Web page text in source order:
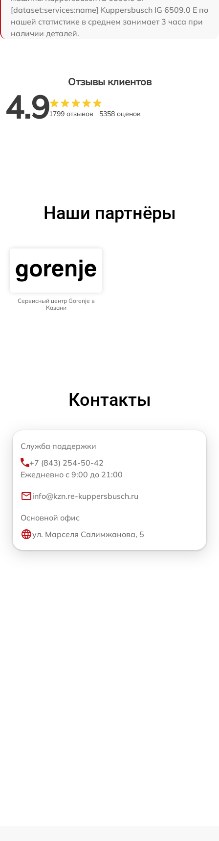
[dataset:services:name] Kuppersbusch IG 6509.0 E по
нашей статистике в среднем занимает 3 часа при
наличии деталей.
Отзывы клиентов
4.91799 отзывов 5358 оценок
Наши партнёры
Сервисный центр Gorenje в
Казани
Контакты
Служба поддержки
+7 (843) 254-50-42
Ежедневно с 9:00 до 21:00
info@kzn.re-kuppersbusch.ru
Основной офис
ул. Марселя Салимжанова, 5